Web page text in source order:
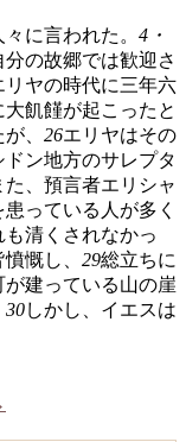
に言われた。 4・
分の故郷では歓迎さ
ヤの時代に三年六
飢饉が起こったと
、 26エリヤはその
ン地方のサレプタ
た、預言者エリシャ
っている人が多く
清くされなかっ
慨し、 29総立ちに
建っている山の崖
30しかし、イエスは